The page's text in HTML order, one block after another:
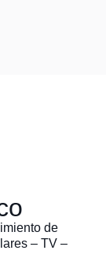
de
– TV –